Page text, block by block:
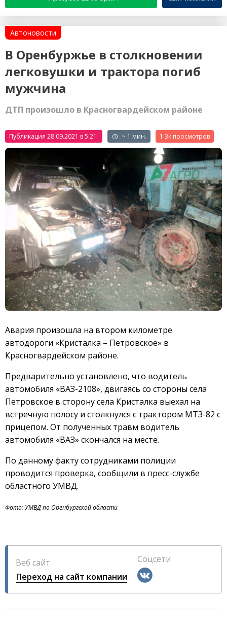
Автоновости
В Оренбуржье в столкновении
легковушки и трактора погиб
мужчина
ДТП произошло в Красногвардейском районе
Публикация 28.09.2021 в 5:21 ~ 1 мин. 1.3к
Авария произошла на втором километре
автодороги «Кристалка – Петровское» в
Красногвардейском районе.
Предварительно установлено, что водитель
автомобиля «ВАЗ-2108», двигаясь со стороны села
Петровское в сторону села Кристалка выехал на
встречную полосу и столкнулся с трактором МТЗ-82 с
прицепом. От полученных травм водитель
автомобиля «ВАЗ» скончался на месте.
По данному факту сотрудниками полиции
проводится проверка, сообщили в пресс-службе
областного УМВД.
Фото: УМВД по Оренбургской области
Веб сайт
Переход на сайт компании
Соцсети